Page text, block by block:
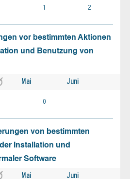
1 2
vor bestimmten Aktionen
und Benutzung von
Mai Juni
0
von bestimmten
Installation und
Software
Mai Juni